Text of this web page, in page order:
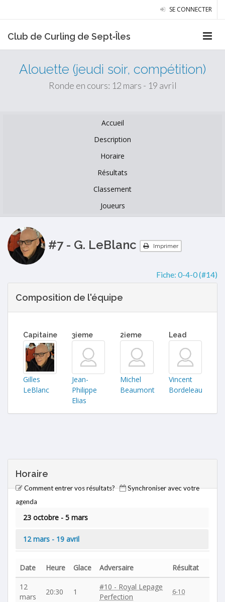
SE CONNECTER
Club de Curling de Sept‑Îles
Alouette (jeudi soir, compétition)
Ronde en cours: 12 mars - 19 avril
Accueil
Description
Horaire
Résultats
Classement
Joueurs
#7 - G. LeBlanc Imprimer
Fiche: 0-4-0 (#14)
Composition de l'équipe
Capitaine
Gilles
LeBlanc
3ieme
Jean-
Philippe
Elias
2ieme
Michel
Beaumont
Lead
Vincent
Bordeleau
Horaire
Comment entrer vos résultats?
Synchroniser avec votre
agenda
23 octobre - 5 mars
12 mars - 19 avril
Date Heure Glace Adversaire
Résultat
12
mars
20:30 1
#10 - Royal Lepage
Perfection
6-10